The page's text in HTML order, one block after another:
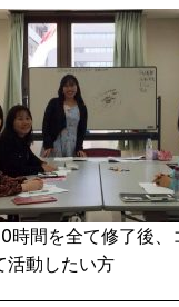
時間を全て修了後、
活動したい方